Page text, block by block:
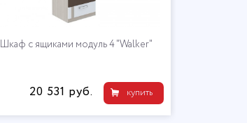
Шкаф с ящиками модуль 4 "Walker"
купить
20 531 руб.